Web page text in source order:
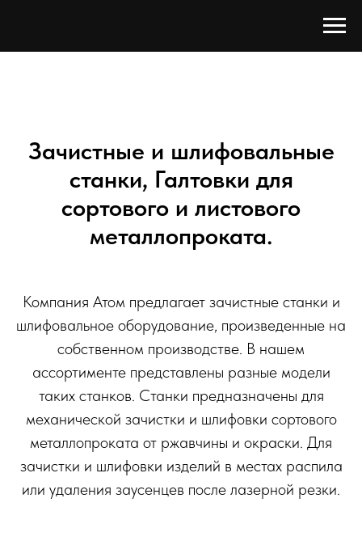
Зачистные и шлифовальные
станки, Галтовки для
сортового и листового
металлопроката.
Компания Атом предлагает зачистные станки и
шлифовальное оборудование, произведенные на
собственном производстве. В нашем
ассортименте представлены разные модели
таких станков. Станки предназначены для
механической зачистки и шлифовки сортового
металлопроката от ржавчины и окраски. Для
зачистки и шлифовки изделий в местах распила
или удаления заусенцев после лазерной резки.